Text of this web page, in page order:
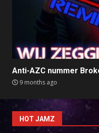
Anti-AZC nummer
9 months ago
HOT JAMZ